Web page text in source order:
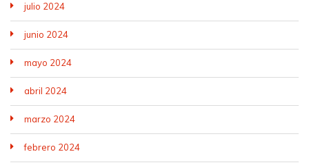
julio 2024
junio 2024
mayo 2024
abril 2024
marzo 2024
febrero 2024